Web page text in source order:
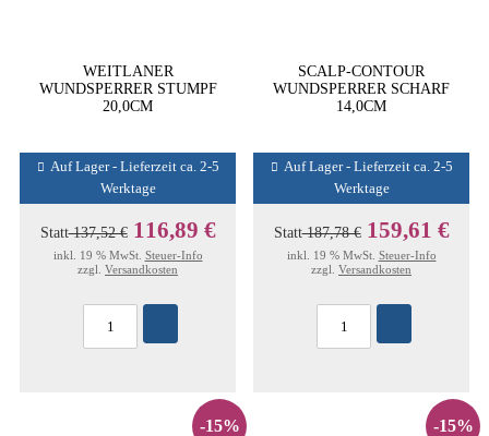
WEITLANER
WUNDSPERRER STUMPF
20,0CM
Auf Lager - Lieferzeit ca. 2-5
Werktage
Statt137,52 € 116,89 €
inkl. 19 % MwSt. Steuer-Info
zzgl. Versandkosten
SCALP-CONTOUR
WUNDSPERRER SCHARF
14,0CM
Auf Lager - Lieferzeit ca. 2-5
Werktage
Statt187,78 € 159,61 €
inkl. 19 % MwSt. Steuer-Info
zzgl. Versandkosten
-15% -15%